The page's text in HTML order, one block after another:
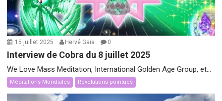
15 juillet 2025 Hervé Gaïa 0
Interview de Cobra du 8 juillet 2025
We Love Mass Meditation, International Golden Age Group, et...
Méditations Mondiales Révélations pointues